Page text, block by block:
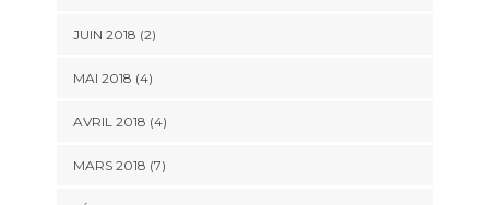
JUIN 2018 (2)
MAI 2018 (4)
AVRIL 2018 (4)
MARS 2018 (7)